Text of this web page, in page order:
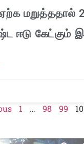
மறுத்ததால்
ஈடு கேட்கும்
1 … 98 99